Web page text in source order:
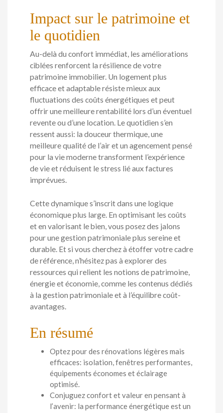
Impact sur le patrimoine et
le quotidien
Au-delà du confort immédiat, les améliorations
ciblées renforcent la résilience de votre
patrimoine immobilier. Un logement plus
efficace et adaptable résiste mieux aux
fluctuations des coûts énergétiques et peut
offrir une meilleure rentabilité lors d’un éventuel
revente ou d’une location. Le quotidien s’en
ressent aussi: la douceur thermique, une
meilleure qualité de l’air et un agencement pensé
pour la vie moderne transforment l’expérience
de vie et réduisent le stress lié aux factures
imprévues.
Cette dynamique s’inscrit dans une logique
économique plus large. En optimisant les coûts
et en valorisant le bien, vous posez des jalons
pour une gestion patrimoniale plus sereine et
durable. Et si vous cherchez à étoffer votre cadre
de référence, n’hésitez pas à explorer des
ressources qui relient les notions de patrimoine,
énergie et économie, comme les contenus dédiés
à la gestion patrimoniale et à l’équilibre coût-
avantages.
En résumé
Optez pour des rénovations légères mais
efficaces: isolation, fenêtres performantes,
équipements économes et éclairage
optimisé.
Conjuguez confort et valeur en pensant à
l’avenir: la performance énergétique est un